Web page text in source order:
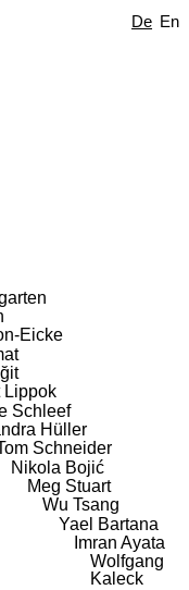
De En
Eicke
Lippok
Schleef
Hüller
Schneider
Nikola Bojić
Meg Stuart
Wu Tsang
Yael Bartana
Imran Ayata
Wolfgang
Kaleck